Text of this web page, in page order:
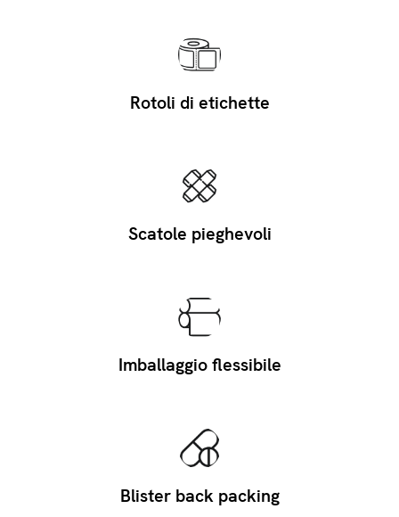
Rotoli di etichette
Scatole pieghevoli
Imballaggio flessibile
Blister back packing